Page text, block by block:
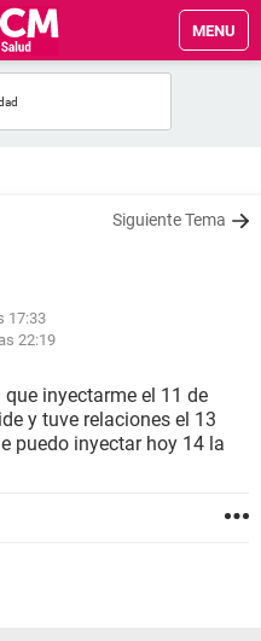
MENU
Siguiente Tema
17:33
22:19
inyectarme el 11 de
y tuve relaciones el 13
puedo inyectar hoy 14 la